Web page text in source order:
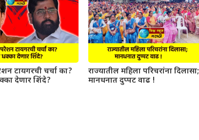
टायगरची चर्चा का?
देणार शिंदे?
राज्यातील महिला परिचरांना दिलासा;
मानधनात दुप्पट वाढ !